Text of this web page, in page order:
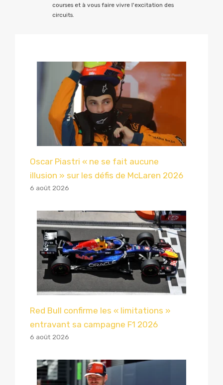
courses et à vous faire vivre l'excitation des
circuits.
Oscar Piastri « ne se fait aucune
illusion » sur les défis de McLaren 2026
6 août 2026
Red Bull confirme les « limitations »
entravant sa campagne F1 2026
6 août 2026